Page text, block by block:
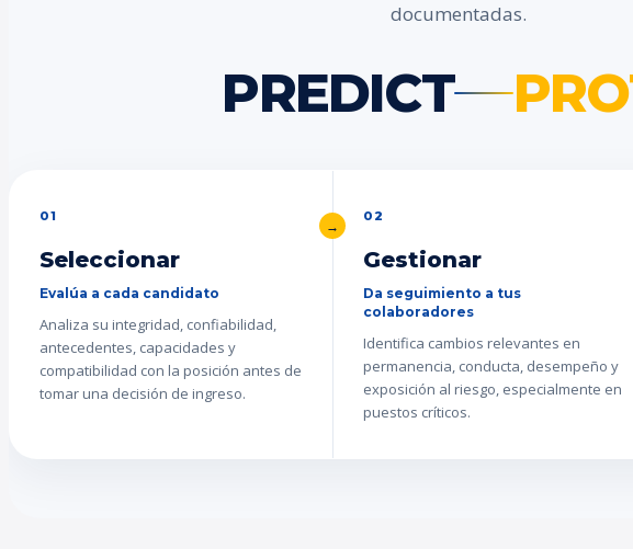
documentadas.
PREDICT
01
Seleccionar
Evalúa a cada candidato
Analiza su integridad, confiabilidad,
antecedentes, capacidades y
compatibilidad con la posición antes de
tomar una decisión de ingreso.
02
Gestionar
Da seguimiento a tus
colaboradores
Identifica cambios relevantes en
permanencia, conducta, desempeño y
exposición al riesgo, especialmente en
puestos críticos.